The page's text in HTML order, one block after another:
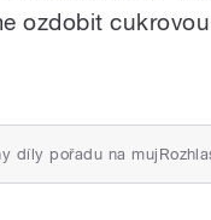
ozdobit
díly pořadu na